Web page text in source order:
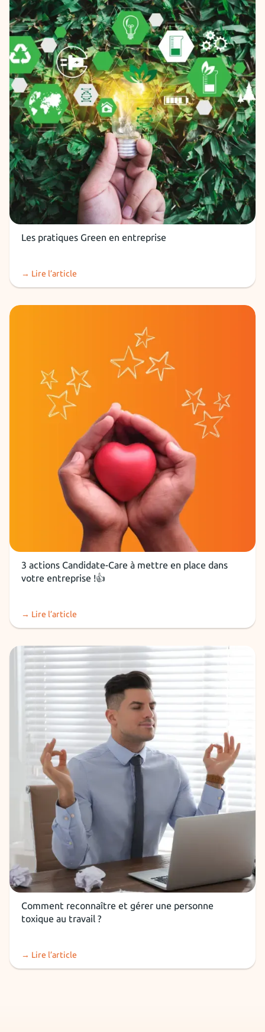
RH et recruteurs
Les pratiques Green en entreprise
→ Lire l’article
RH et recruteurs
3 actions Candidate-Care à mettre en place dans
votre entreprise !👍
→ Lire l’article
RH et recruteurs
Comment reconnaître et gérer une personne
toxique au travail ?
→ Lire l’article